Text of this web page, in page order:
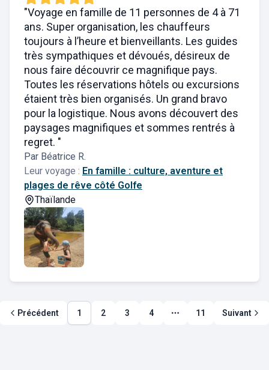
"Voyage en famille de 11 personnes de 4 à 71
ans. Super organisation, les chauffeurs
toujours à l’heure et bienveillants. Les guides
très sympathiques et dévoués, désireux de
nous faire découvrir ce magnifique pays.
Toutes les réservations hôtels ou excursions
étaient très bien organisés. Un grand bravo
pour la logistique. Nous avons découvert des
paysages magnifiques et sommes rentrés à
regret. "
Par Béatrice R.
Leur voyage : En famille : culture, aventure et
plages de rêve côté Golfe
Thaïlande
Précédent 1 2 3 4
Plus de pages
11 Suivant